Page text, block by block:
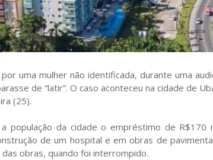
uma mulher não identificada, durante uma
de “latir”. O caso aconteceu na cidade de
(25).
população da cidade o empréstimo de R$170
de um hospital e em obras de
obras, quando foi interrompido.